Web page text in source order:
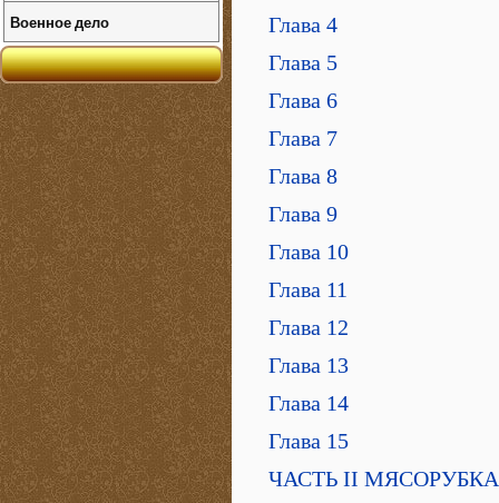
Глава 4
Глава 5
Глава 6
Глава 7
Глава 8
Глава 9
Глава 10
Глава 11
Глава 12
Глава 13
Глава 14
Глава 15
ЧАСТЬ II МЯСОРУБКА
Военное дело